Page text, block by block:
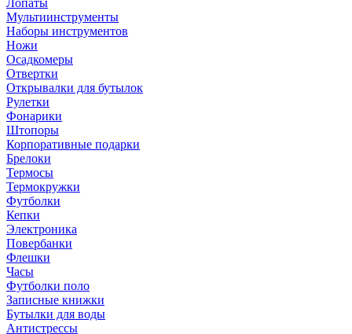
Лопаты
Мультиинструменты
Наборы инструментов
Ножи
Осадкомеры
Отвертки
Открывалки для бутылок
Рулетки
Фонарики
Штопоры
Корпоративные подарки
Брелоки
Термосы
Термокружки
Футболки
Кепки
Электроника
Повербанки
Флешки
Часы
Футболки поло
Записные книжки
Бутылки для воды
Антистрессы